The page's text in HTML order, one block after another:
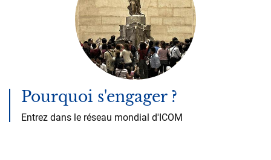
Pourquoi s'engager ?
Entrez dans le réseau mondial d'ICOM